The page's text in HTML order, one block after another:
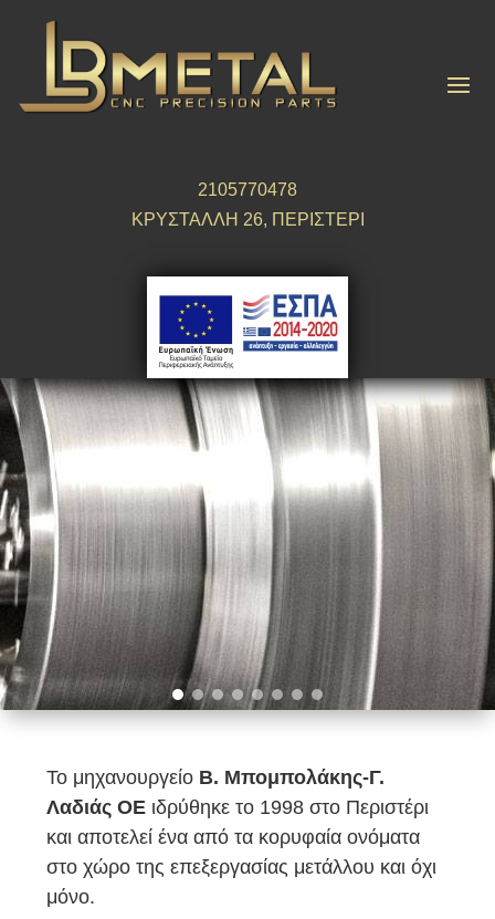
2105770478
ΚΡΥΣΤΑΛΛΗ 26, ΠΕΡΙΣΤΕΡΙ
Το μηχανουργείο Β. Μπομπολάκης-Γ.
Λαδιάς ΟΕ ιδρύθηκε το 1998 στο Περιστέρι
και αποτελεί ένα από τα κορυφαία ονόματα
στο χώρο της επεξεργασίας μετάλλου και όχι
μόνο.